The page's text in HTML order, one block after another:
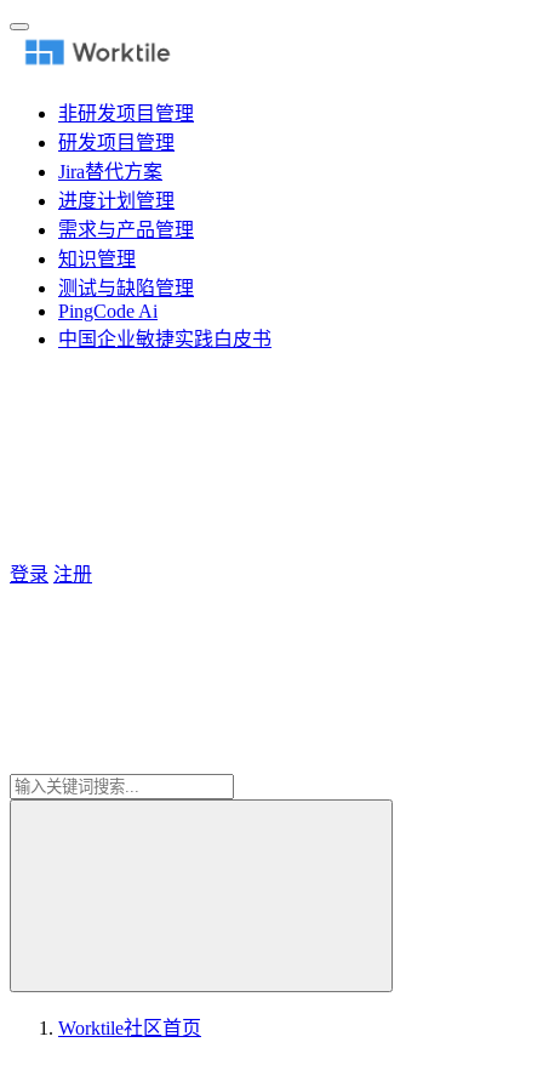
非研发项目管理
研发项目管理
Jira替代方案
进度计划管理
需求与产品管理
知识管理
测试与缺陷管理
PingCode Ai
中国企业敏捷实践白皮书
登录 注册
Worktile社区首页